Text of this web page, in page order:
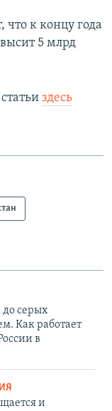
к концу года
5 млрд
здесь
серых
Как работает
в
и